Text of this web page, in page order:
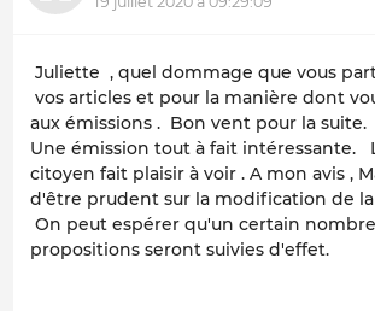
Juliette , quel dommage que vous
vos articles et pour la manière dont
aux émissions . Bon vent pour la suite.
Une émission tout à fait intéressante.
citoyen fait plaisir à voir . A mon avis ,
d'être prudent sur la modification de
On peut espérer qu'un certain
propositions seront suivies d'effet.